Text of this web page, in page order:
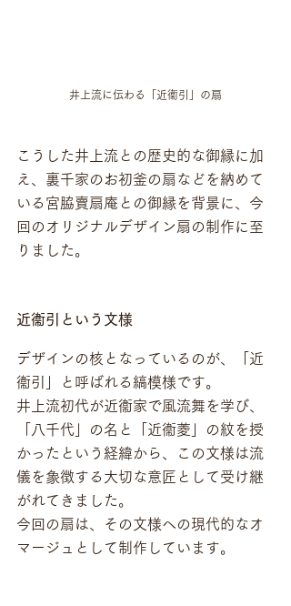
井上流に伝わる「近衞引」の扇
こうした井上流との歴史的な御縁に加
え、裏千家のお初釜の扇などを納めて
いる宮脇賣扇庵との御縁を背景に、今
回のオリジナルデザイン扇の制作に至
りました。
近衞引という文様
デザインの核となっているのが、「近
衞引」と呼ばれる縞模様です。
井上流初代が近衞家で風流舞を学び、
「八千代」の名と「近衞菱」の紋を授
かったという経緯から、この文様は流
儀を象徴する大切な意匠として受け継
がれてきました。
今回の扇は、その文様への現代的なオ
マージュとして制作しています。